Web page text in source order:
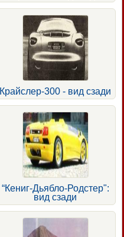
Крайслер-300 - вид сзади
“Кениг-Дьябло-Родстер":
вид сзади